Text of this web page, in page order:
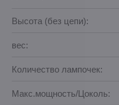
Высота (без цепи):
вес:
Количество лампочек:
Макс.мощность/Цоколь: